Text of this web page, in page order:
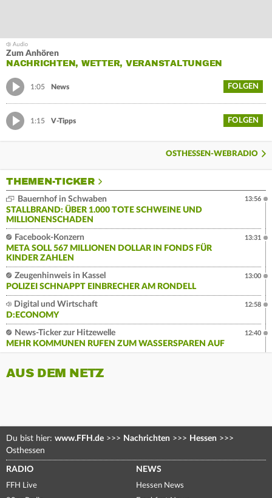
Zum Anhören
NACHRICHTEN, WETTER, VERANSTALTUNGEN
1:05 News FOLGEN
1:15 V-Tipps FOLGEN
OSTHESSEN-WEBRADIO
THEMEN-TICKER
Bauernhof in Schwaben
STALLBRAND: ÜBER 1.000 TOTE SCHWEINE UND
MILLIONENSCHADEN
13:56
Facebook-Konzern
META SOLL 567 MILLIONEN DOLLAR IN FONDS FÜR
KINDER ZAHLEN
13:31
Zeugenhinweis in Kassel
POLIZEI SCHNAPPT EINBRECHER AM RONDELL
13:00
Digital und Wirtschaft
D:ECONOMY
12:58
News-Ticker zur Hitzewelle
MEHR KOMMUNEN RUFEN ZUM WASSERSPAREN AUF
12:40
AUS DEM NETZ
Du bist hier: www.FFH.de >>> Nachrichten >>> Hessen >>>
Osthessen
RADIO
FFH Live
NEWS
Hessen News